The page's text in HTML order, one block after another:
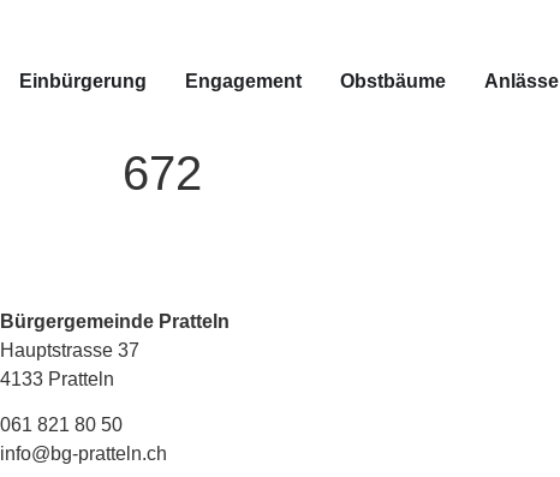
Einbürgerung Engagement Obstbäume Anlässe
672
Bürgergemeinde Pratteln
Hauptstrasse 37
4133 Pratteln
061 821 80 50
info@bg-pratteln.ch